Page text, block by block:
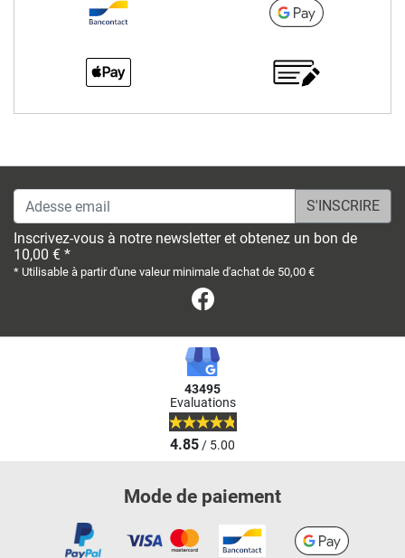
Adesse email
Inscrivez-vous à notre newsletter et obtenez un bon de
10,00 € *
* Utilisable à partir d'une valeur minimale d'achat de 50,00 €
43495
Evaluations
4.85/ 5.00
Mode de paiement